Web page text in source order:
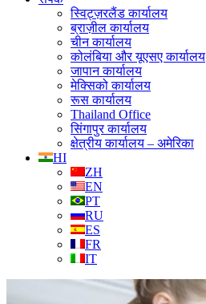
स्विट्ज़रलैंड कार्यालय
ब्राज़ील कार्यालय
चीन कार्यालय
कोलंबिया और यूएसए कार्यालय
जापान कार्यालय
मेक्सिको कार्यालय
रूस कार्यालय
Thailand Office
सिंगापुर कार्यालय
क्षेत्रीय कार्यालय – अमेरिका
HI
ZH
EN
PT
RU
ES
FR
IT